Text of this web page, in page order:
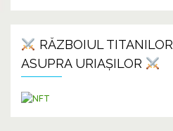
RĂZBOIUL TITANILOR
ASUPRA URIAȘILOR